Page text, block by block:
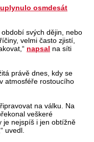
osmdesát
období svých dějin, nebo
velmi často zjistí,
napsal na síti
právě dnes, kdy se
atmosféře rostoucího
na válku. Na
veškeré
je nejspíš i jen obtížně
uvedl.